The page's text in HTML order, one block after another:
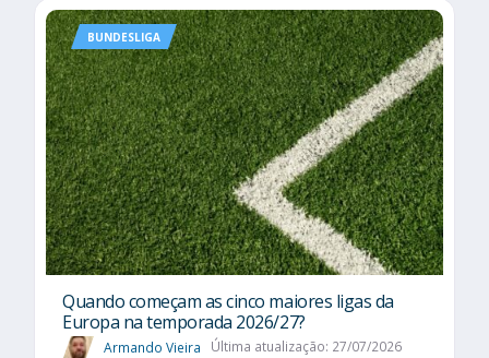
BUNDESLIGA
Quando começam as cinco maiores ligas da
Europa na temporada 2026/27?
Armando Vieira Última atualização: 27/07/2026